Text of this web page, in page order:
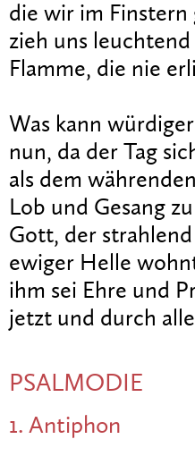
die wir im Finstern
zieh uns leuchtend
Flamme, die nie
Was kann
nun, da der Tag
als dem
Lob und Gesang
Gott, der
ewiger Helle
ihm sei Ehre und
jetzt und durch
PSALMODIE
1. Antiphon